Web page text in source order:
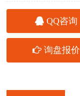
QQ咨询
询盘报价